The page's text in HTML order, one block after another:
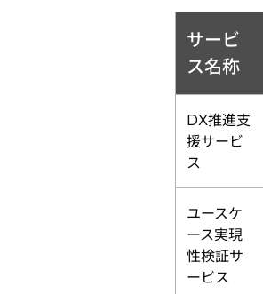
サービ
ス名称
DX推進支
援サービ
ス
ユースケ
ース実現
性検証サ
ービス